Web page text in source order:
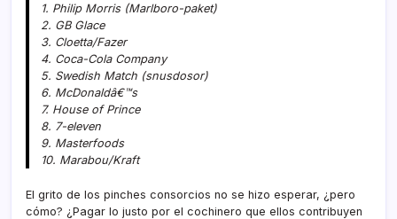
1. Philip Morris (Marlboro-paket)
2. GB Glace
3. Cloetta/Fazer
4. Coca-Cola Company
5. Swedish Match (snusdosor)
6. McDonaldâ€™s
7. House of Prince
8. 7-eleven
9. Masterfoods
10. Marabou/Kraft
El grito de los pinches consorcios no se hizo esperar, ¿pero
cómo? ¿Pagar lo justo por el cochinero que ellos contribuyen